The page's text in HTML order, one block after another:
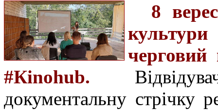
8
черговий
#Кinohub.
документальну стрічку